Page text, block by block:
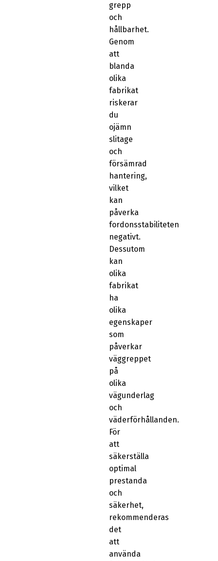
grepp
och
hållbarhet.
Genom
att
blanda
olika
fabrikat
riskerar
du
ojämn
slitage
och
försämrad
hantering,
vilket
kan
påverka
fordonsstabiliteten
negativt.
Dessutom
kan
olika
fabrikat
ha
olika
egenskaper
som
påverkar
väggreppet
på
olika
vägunderlag
och
väderförhållanden.
För
att
säkerställa
optimal
prestanda
och
säkerhet,
rekommenderas
det
att
använda